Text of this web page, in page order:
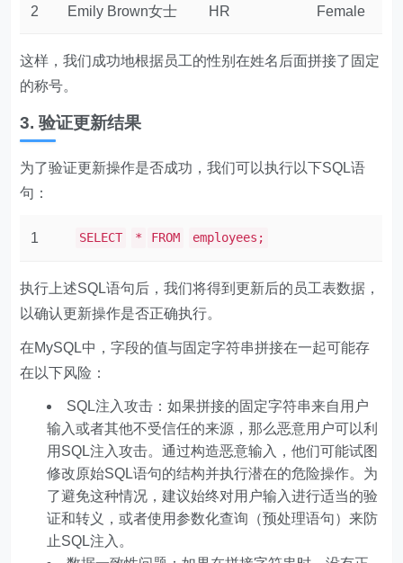
2 Emily Brown女士 HR Female
这样，我们成功地根据员工的性别在姓名后面拼接了固定
的称号。
3. 验证更新结果
为了验证更新操作是否成功，我们可以执行以下SQL语
句：
1 SELECT * FROM employees;
执行上述SQL语句后，我们将得到更新后的员工表数据，
以确认更新操作是否正确执行。
在MySQL中，字段的值与固定字符串拼接在一起可能存
在以下风险：
SQL注入攻击：如果拼接的固定字符串来自用户
输入或者其他不受信任的来源，那么恶意用户可以利
用SQL注入攻击。通过构造恶意输入，他们可能试图
修改原始SQL语句的结构并执行潜在的危险操作。为
了避免这种情况，建议始终对用户输入进行适当的验
证和转义，或者使用参数化查询（预处理语句）来防
止SQL注入。